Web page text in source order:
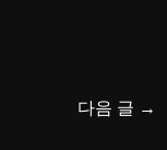
다음 글 →